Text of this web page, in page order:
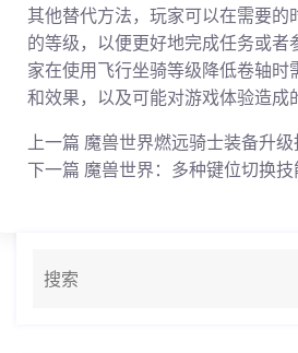
其他替代方法，玩家可以在需要的
的等级，以便更好地完成任务或者
家在使用飞行坐骑等级降低卷轴时
和效果，以及可能对游戏体验造成
上一篇 魔兽世界燃远骑士装备升级
下一篇 魔兽世界：多种键位切换